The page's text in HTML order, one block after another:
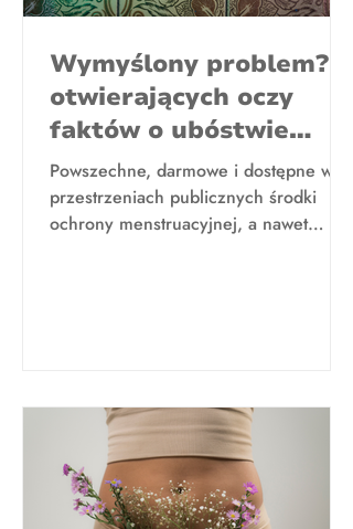
Wymyślony problem? 5
otwierających oczy
faktów o ubóstwie
menstruacyjnym
Powszechne, darmowe i dostępne w
przestrzeniach publicznych środki
ochrony menstruacyjnej, a nawet